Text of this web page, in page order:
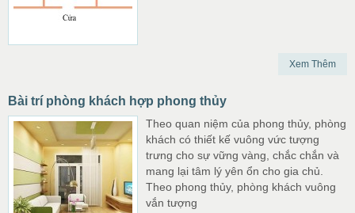
Xem Thêm
Bài trí phòng khách hợp phong thủy
Theo quan niệm của phong thủy, phòng
khách có thiết kế vuông vức tượng
trưng cho sự vững vàng, chắc chắn và
mang lại tâm lý yên ổn cho gia chủ.
Theo phong thủy, phòng khách vuông
vắn tượng